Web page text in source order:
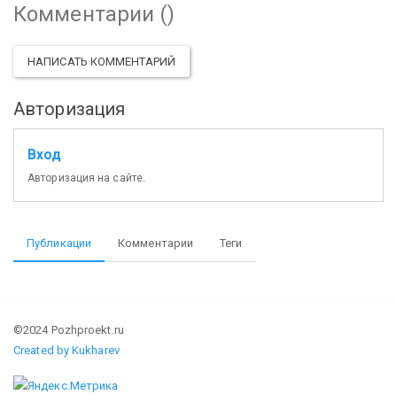
Комментарии ()
НАПИСАТЬ КОММЕНТАРИЙ
Авторизация
Вход
Авторизация на сайте.
Публикации Комментарии Теги
©2024 Pozhproekt.ru
Created by Kukharev